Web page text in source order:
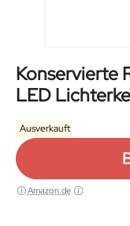
Konservierte
LED
Ausverkauft
Amazon.de